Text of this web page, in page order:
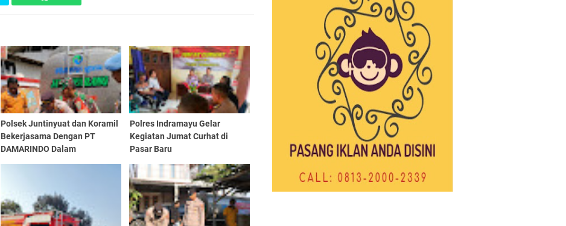
Polsek Juntinyuat dan Koramil
Bekerjasama Dengan PT
DAMARINDO Dalam
Penyaluran Bantuan Air Bersih
Polres Indramayu Gelar
Kegiatan Jumat Curhat di
Pasar Baru